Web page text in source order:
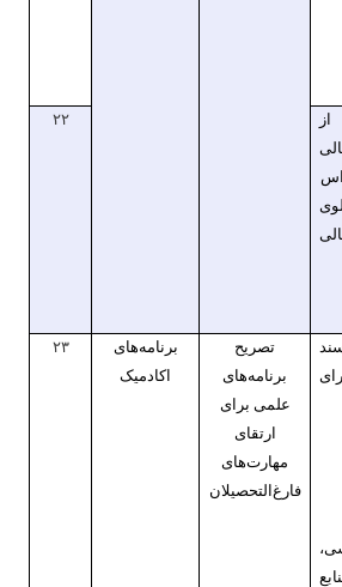
تصریح
علمی برای
مهارت‌های
برنامه‌های
اکادمیک
۲۳